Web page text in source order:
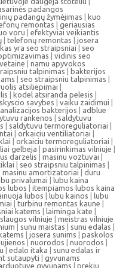
padangos
padangų žymėjimas | kuo
remontas | geriausias
voru | efektyviai veikiantis
| telefonų remontas | josera
kas yra seo straipsniai | seo
| vidinis seo
| namu apyvokos
talpinimas | bakterijos
| seo straipsniu talpinimas |
atsiliepimai |
| kodel atsiranda pelesis |
savybes | vaiku zaidimui |
bakterijos | adblue
rankenos | saldytuvu
| saldytuvu termoreguliatoriai |
| orkaiciu ventiliatoriai |
| orkaiciu termoreguliatoriai |
gelbeja | pasirinkimas vilniuje |
darzelis | masinu voztuvai |
| seo straipsniu talpinimas |
masinu amortizatoriai | duru
privalumai | lubu kaina
lubos | itempiamos lubos kaina
lubos | lubu kainos | lubu
| turbinu remontas kaune |
katems | laiminga kate |
vilniuje | meistras vilniuje
| sunu maistas | sunu edalas |
| josera sunims | paskolos
| nuorodos | nuorodos |
| edalo itaka | sunu edalas ir
sutaupyti | gyvunams
gyvunams | prekiu